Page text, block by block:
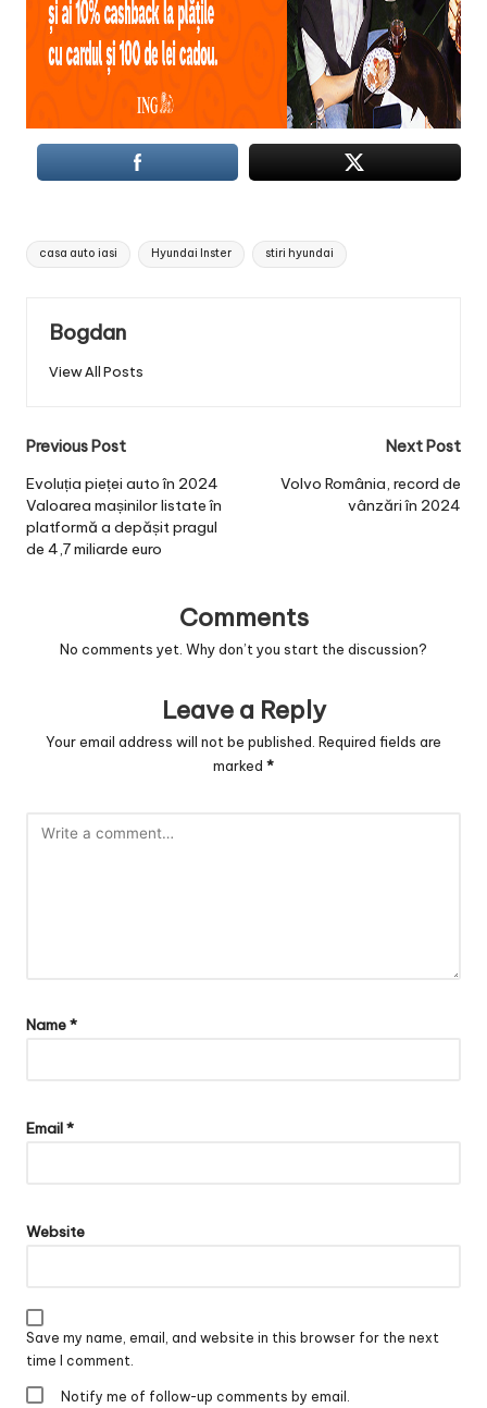
Tags:
casa auto iasi Hyundai Inster stiri hyundai
Bogdan
View All Posts
Post
navigation
Previous Post
Evoluția pieței auto în 2024
Valoarea mașinilor listate în
platformă a depășit pragul
de 4,7 miliarde euro
Next Post
Volvo România, record de
vânzări în 2024
Comments
No comments yet. Why don’t you start the discussion?
Leave a Reply
Your email address will not be published. Required fields are
marked *
Name*
Email*
Website
Save my name, email, and website in this browser for the next
time I comment.
Notify me of follow-up comments by email.